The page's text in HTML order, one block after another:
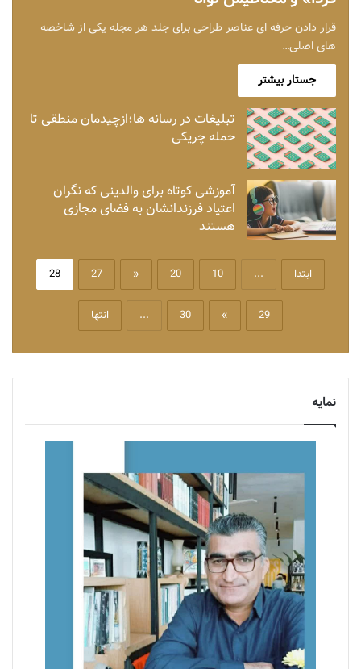
قرار دادن حرفه ای عناصر طراحی برای جلد هر مجله یکی از شاخصه
های اصلی…
جستار بیشتر
تبلیغات در رسانه ها؛ازچیدمان منطقی تا
حمله چریکی
آموزشی کوتاه برای والدینی که نگران
اعتیاد فرزندانشان به فضای مجازی
هستند
ابتدا ...
10
20
«
27
28
29
»
30
... انتها
نمایه